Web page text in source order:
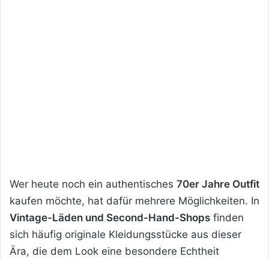
Wer heute noch ein authentisches 70er Jahre Outfit
kaufen möchte, hat dafür mehrere Möglichkeiten. In
Vintage-Läden und Second-Hand-Shops finden
sich häufig originale Kleidungsstücke aus dieser
Ära, die dem Look eine besondere Echtheit